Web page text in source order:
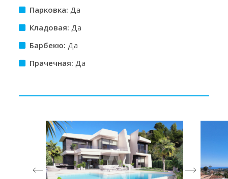
Парковка: Да
Кладовая: Да
Барбекю: Да
Прачечная: Да